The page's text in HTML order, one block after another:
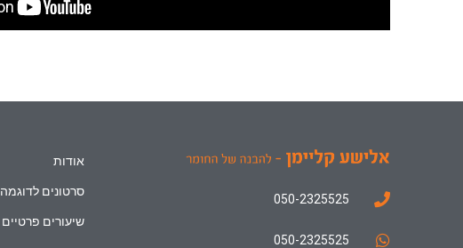
050-2325525
050-2325525
אודות
סרטונים לדוגמה
שיעורים פרטיים